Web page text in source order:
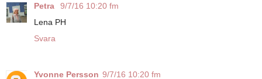
Petra
9/7/16 10:20 fm
Lena PH
Svara
Yvonne Persson 9/7/16 10:20 fm